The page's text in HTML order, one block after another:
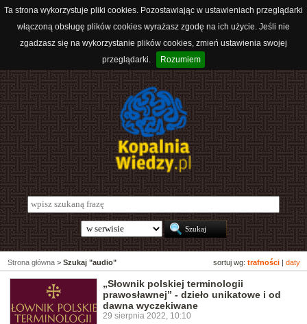
Ta strona wykorzystuje pliki cookies. Pozostawiając w ustawieniach przeglądarki
włączoną obsługę plików cookies wyrażasz zgodę na ich użycie. Jeśli nie
zgadzasz się na wykorzystanie plików cookies, zmień ustawienia swojej
przeglądarki.
Rozumiem
sortuj wg: trafności daty
Strona główna > Szukaj "audio"
„Słownik polskiej terminologii
prawosławnej” - dzieło unikatowe i od
dawna wyczekiwane
29 sierpnia 2022, 10:10